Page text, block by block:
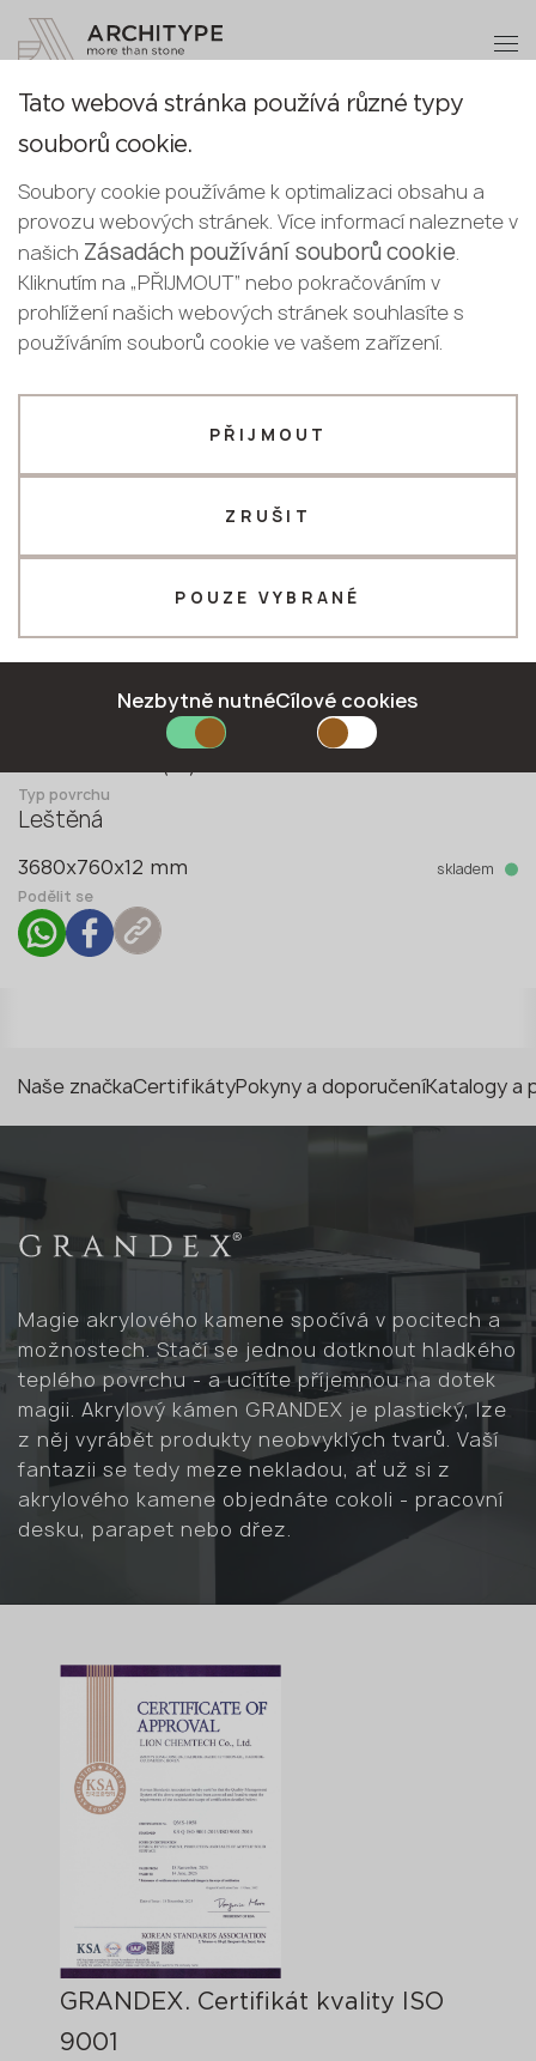
English
Czech
+48 22 602 20 22
Stát se partnerem
M-734 Tidal Flow
GRANDEX
Novinka
Typ povrchu
Leštěná
3680x760x12 mm
skladem
Podělit se
Naše značkaCertifikátyPokyny a doporučeníKatalogy a
Magie akrylového kamene spočívá v pocitech a
možnostech. Stačí se jednou dotknout hladkého
teplého povrchu - a ucítíte příjemnou na dotek
magii. Akrylový kámen GRANDEX je plastický, lze
z něj vyrábět produkty neobvyklých tvarů. Vaší
fantazii se tedy meze nekladou, ať už si z
akrylového kamene objednáte cokoli - pracovní
desku, parapet nebo dřez.
GRANDEX. Certifikát kvality ISO
9001
Stát se
partnerem
Odešlete své údaje nebo nám zavolejte
+48 22 602 20 22
Váš firemní profil
Výrobce Designér
Telefon *
E-mail *
Děkujeme!
naši manažeři Vás budou brzy
kontaktovat
Tato webová stránka používá různé typy
souborů cookie.
Soubory cookie používáme k optimalizaci obsahu a
provozu webových stránek. Více informací naleznete v
našich Zásadách používání souborů cookie.
Kliknutím na „PŘIJMOUT“ nebo pokračováním v
prohlížení našich webových stránek souhlasíte s
používáním souborů cookie ve vašem zařízení.
POUZE VYBRANÉ
ZRUŠIT
PŘIJMOUT
Nezbytně nutnéCílové cookies